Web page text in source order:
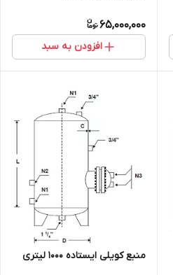
65,000,000
افزودن به سبد
منبع کویلی ایستاده 1000 لیتری